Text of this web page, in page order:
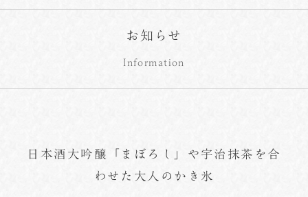
お知らせ
Information
日本酒大吟醸「まぼろし」や宇治抹茶を合
わせた大人のかき氷